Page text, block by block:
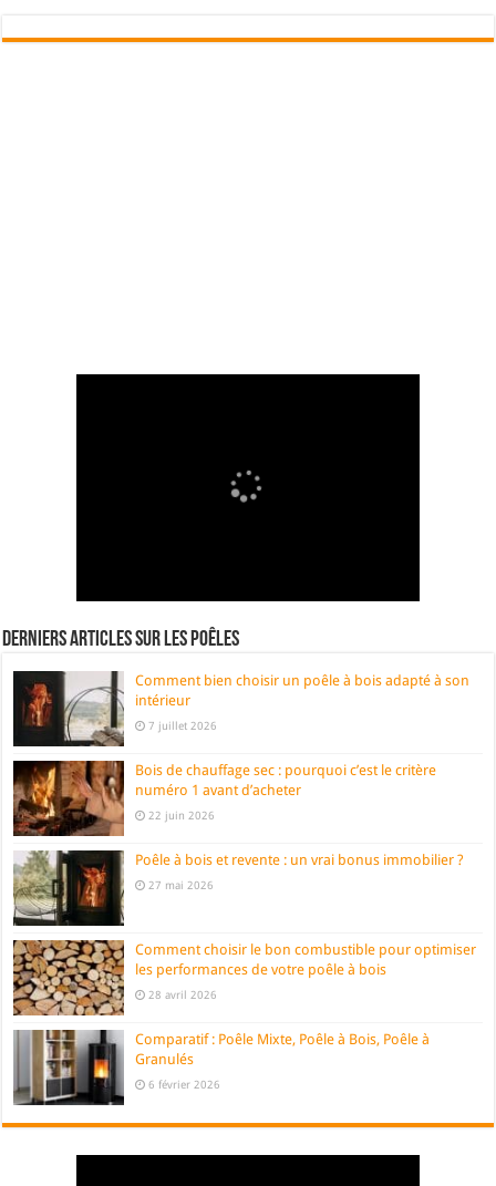
Derniers articles sur les poêles
Comment bien choisir un poêle à bois adapté à son
intérieur
7 juillet 2026
Bois de chauffage sec : pourquoi c’est le critère
numéro 1 avant d’acheter
22 juin 2026
Poêle à bois et revente : un vrai bonus immobilier ?
27 mai 2026
Comment choisir le bon combustible pour optimiser
les performances de votre poêle à bois
28 avril 2026
Comparatif : Poêle Mixte, Poêle à Bois, Poêle à
Granulés
6 février 2026